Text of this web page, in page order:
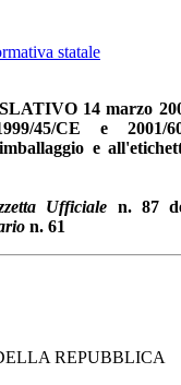
statale
14 marzo
45/CE e 2001/
e
Ufficiale n. 87
n. 61
REPUBBLICA